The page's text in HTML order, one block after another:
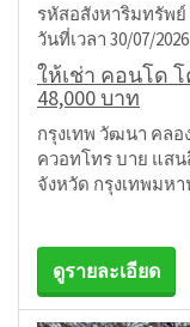
รหัสอสังหาริมทรัพย์
วันที่เวลา 30/07/2026
ให้เช่า คอนโด
48,000 บาท
กรุงเทพ วัฒนา คลอ
ควอทโทร บาย แสน
จังหวัด กรุงเทพมห
ดูรายละเอียด